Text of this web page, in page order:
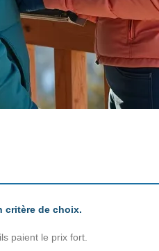
critère de choix.
paient le prix fort.